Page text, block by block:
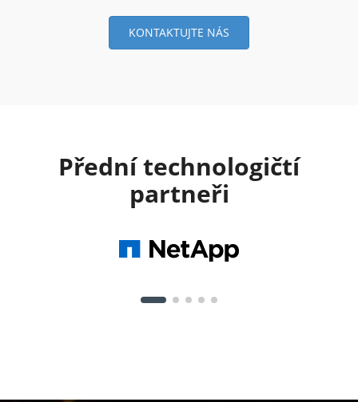
KONTAKTUJTE NÁS
Přední technologičtí
partneři